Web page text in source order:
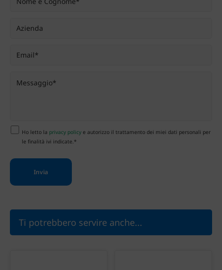
Ho letto la privacy policye autorizzo il trattamento dei miei dati personali per
le finalità ivi indicate.*
Ti potrebbero servire anche...